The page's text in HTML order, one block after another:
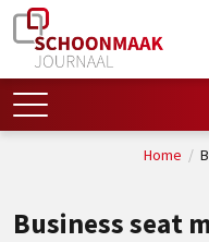
Home /
Business seat